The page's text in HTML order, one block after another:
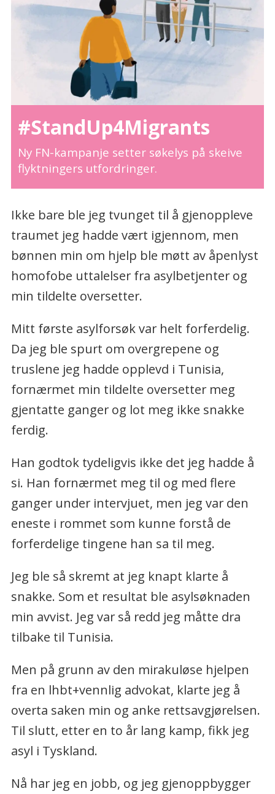
#StandUp4Migrants
Ny FN-kampanje setter søkelys på skeive
flyktningers utfordringer.
Ikke bare ble jeg tvunget til å gjenoppleve
traumet jeg hadde vært igjennom, men
bønnen min om hjelp ble møtt av åpenlyst
homofobe uttalelser fra asylbetjenter og
min tildelte oversetter.
Mitt første asylforsøk var helt forferdelig.
Da jeg ble spurt om overgrepene og
truslene jeg hadde opplevd i Tunisia,
fornærmet min tildelte oversetter meg
gjentatte ganger og lot meg ikke snakke
ferdig.
Han godtok tydeligvis ikke det jeg hadde å
si. Han fornærmet meg til og med flere
ganger under intervjuet, men jeg var den
eneste i rommet som kunne forstå de
forferdelige tingene han sa til meg.
Jeg ble så skremt at jeg knapt klarte å
snakke. Som et resultat ble asylsøknaden
min avvist. Jeg var så redd jeg måtte dra
tilbake til Tunisia.
Men på grunn av den mirakuløse hjelpen
fra en lhbt+vennlig advokat, klarte jeg å
overta saken min og anke rettsavgjørelsen.
Til slutt, etter en to år lang kamp, fikk jeg
asyl i Tyskland.
Nå har jeg en jobb, og jeg gjenoppbygger